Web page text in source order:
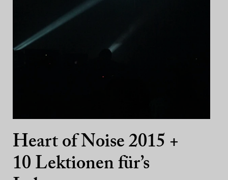
Heart of Noise 2015 +
10 Lektionen für’s